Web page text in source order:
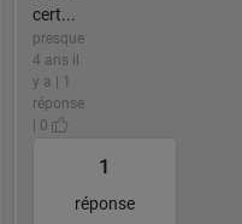
cert...
presque
4 ans il
y a | 1
réponse
| 0
1
réponse